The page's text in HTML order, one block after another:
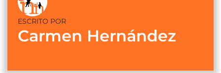
ESCRITO POR
Carmen Hernández